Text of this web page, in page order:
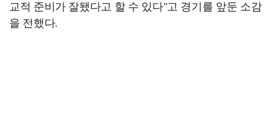
교적 준비가 잘됐다고 할 수 있다"고 경기를 앞둔 소감
을 전했다.